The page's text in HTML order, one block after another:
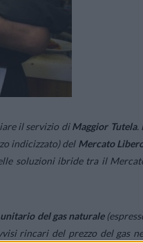
il servizio diMaggior Tutela.
indicizzato) del Mercato
soluzioni ibride tra il
del gas naturale
rincari del prezzo del gas